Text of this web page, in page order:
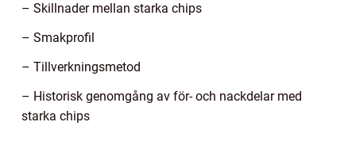
– Skillnader mellan starka chips
– Smakprofil
– Tillverkningsmetod
– Historisk genomgång av för- och nackdelar med
starka chips